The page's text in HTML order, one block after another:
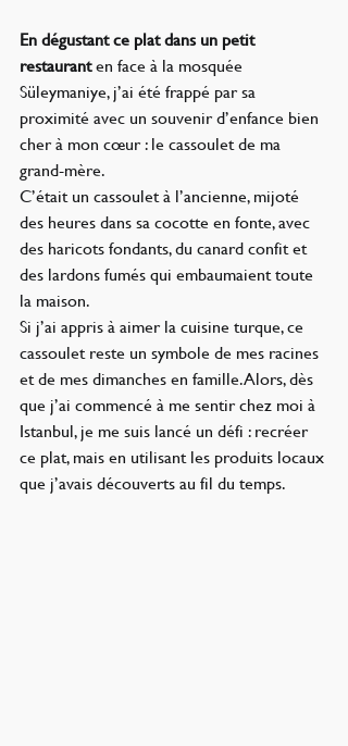
En dégustant ce plat dans un petit
restaurant en face à la mosquée
Süleymaniye, j’ai été frappé par sa
proximité avec un souvenir d’enfance bien
cher à mon cœur : le cassoulet de ma
grand-mère.
C’était un cassoulet à l’ancienne, mijoté
des heures dans sa cocotte en fonte, avec
des haricots fondants, du canard confit et
des lardons fumés qui embaumaient toute
la maison.
Si j’ai appris à aimer la cuisine turque, ce
cassoulet reste un symbole de mes racines
et de mes dimanches en famille. Alors, dès
que j’ai commencé à me sentir chez moi à
Istanbul, je me suis lancé un défi : recréer
ce plat, mais en utilisant les produits locaux
que j’avais découverts au fil du temps.